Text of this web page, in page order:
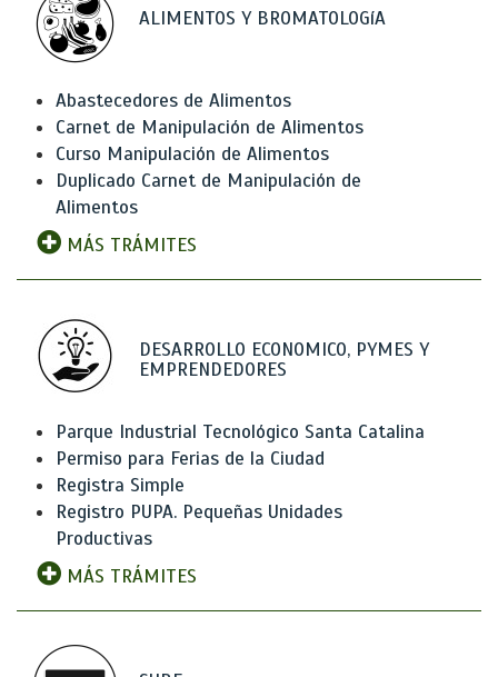
ALIMENTOS Y BROMATOLOGíA
Abastecedores de Alimentos
Carnet de Manipulación de Alimentos
Curso Manipulación de Alimentos
Duplicado Carnet de Manipulación de
Alimentos
MÁS TRÁMITES
DESARROLLO ECONOMICO, PYMES Y
EMPRENDEDORES
Parque Industrial Tecnológico Santa Catalina
Permiso para Ferias de la Ciudad
Registra Simple
Registro PUPA. Pequeñas Unidades
Productivas
MÁS TRÁMITES